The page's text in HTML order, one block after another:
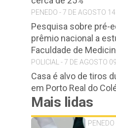
PENEDO - 7 DE AGOSTO
Pesquisa sobre pré-
prêmio nacional a
Faculdade de
POLICIAL - 7 DE AGOSTO
Casa é alvo de tiros
em Porto Real do
Mais lidas
PENEDO